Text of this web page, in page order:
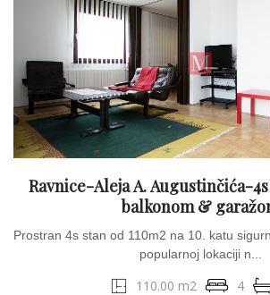
Ravnice-Aleja A. Augustinčića-4s
balkonom &
Prostran 4s stan od 110m2 na 10. katu
popularnoj lokaciji n...
110.00 m2 4